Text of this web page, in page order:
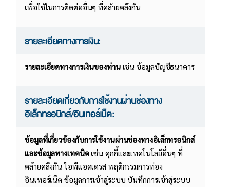
เพื่อใช้ในการติดต่ออื่นๆ ที่คล้ายคลึงกัน
รายละเอียดทางการเงิน:
รายละเอียดทางการเงินของท่านเช่น ข้อมูลบัญชีธนาคาร
รายละเอียดเกี่ยวกับการใช้งานผ่านช่องทาง
อิเล็กทรอนิกส์/อินเทอร์เน็ต:
ข้อมูลที่เกี่ยวข้องกับการใช้งานผ่านช่องทางอิเล็กทรอนิกส์
และข้อมูลทางเทคนิคเช่น คุกกี้และเทคโนโลยีอื่นๆ ที่
คล้ายคลึงกัน ไอพีแอดเดรส พฤติกรรมการท่อง
อินเทอร์เน็ต ข้อมูลการเข้าสู่ระบบ บันทึกการเข้าสู่ระบบ